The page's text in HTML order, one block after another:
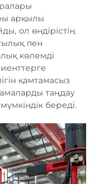
арқылы
ол өндірістің
пен
көлемді
қамтамасыз
таңдау
береді.